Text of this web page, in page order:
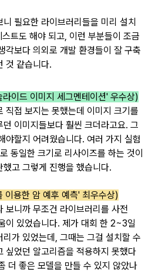
니 필요한 라이브러리들을 미리 설치
트도 해야 되고, 이런 부분들이 조금
각보다 의외로 개발 환경들이 잘 구축
것 같습니다.
이드 이미지 세그멘테이션' 우수상)
직접 보지는 못했는데 이미지 크기를
던 이미지들보다 훨씬 크더라고요. 그
야할지 어려웠습니다. 여러 가지 실험
동일한 크기로 리사이즈를 하는 것이
했고 그렇게 진행을 했습니다.
이용한 암 예후 예측' 최우수상)
보니까 무조건 라이브러리를 사전
이 있었습니다. 제가 대회 한 2~3일
리가 있었는데, 그때는 그걸 설치할 수
싶었던 알고리즘을 적용하지 못했다
더 좋은 모델을 만들 수 있지 않았나